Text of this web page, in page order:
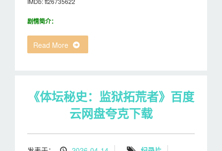
剧情简介：
Read More
《体坛秘史：监狱拓荒者》百度
云网盘夸克下载